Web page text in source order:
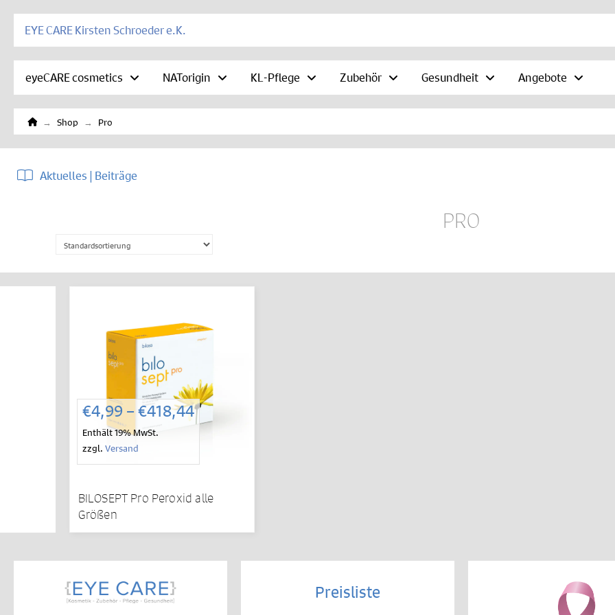
EYE CARE Kirsten Schroeder e.K.
eyeCARE cosmetics NATorigin KL-Pflege Zubehör Gesundheit Angebote
Home
→ Shop → Pro
Aktuelles | Beiträge
PRO
€4,99 – €418,44Preisspanne:
€4,99
Enthält 19% MwSt.
zzgl. Versand
BILOSEPT Pro Peroxid alle
Größen
Preisliste